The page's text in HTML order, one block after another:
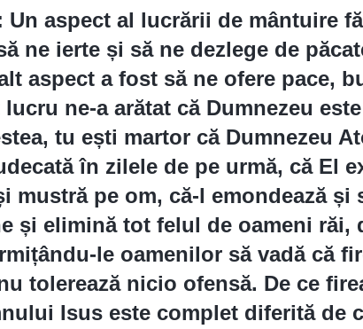
Un aspect al lucrării de mântuire
ne ierte și să ne dezlege de
aspect a fost să ne ofere pace,
ne-a arătat că Dumnezeu
tu ești martor că Dumnezeu
în zilele de pe urmă, că El
mustră pe om, că-l emondează și
și elimină tot felul de oameni răi,
le oamenilor să vadă că
tolerează nicio ofensă. De ce
Isus este complet diferită de